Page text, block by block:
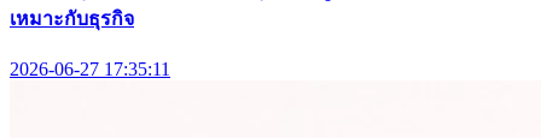
เหมาะกับธุรกิจ
2026-06-27 17:35:11